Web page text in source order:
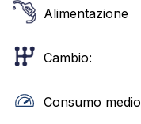
Alimentazione
Cambio:
Consumo medio